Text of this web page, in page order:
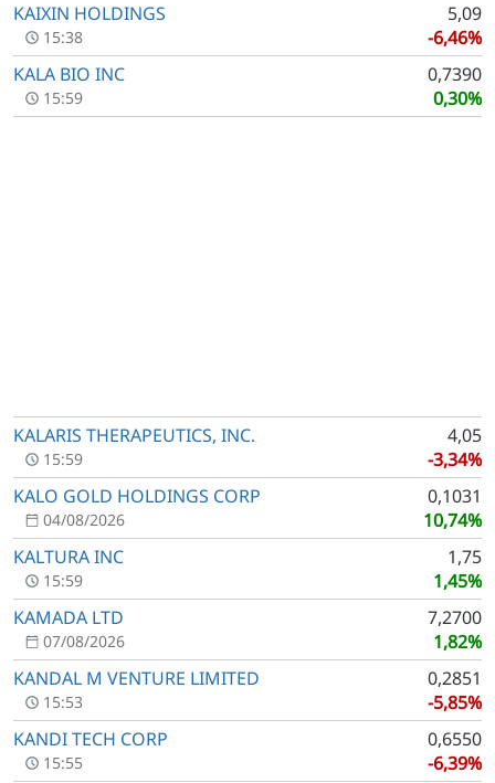
KAIXIN HOLDINGS
5,09
-6,46%
15:38
KALA BIO INC
0,7390
0,30%
15:59
KALARIS THERAPEUTICS, INC.
4,05
-3,34%
15:59
KALO GOLD HOLDINGS CORP
0,1031
10,74%
04/08/2026
KALTURA INC
1,75
1,45%
15:59
KAMADA LTD
7,2700
1,82%
07/08/2026
KANDAL M VENTURE LIMITED
0,2851
-5,85%
15:53
KANDI TECH CORP
0,6550
-6,39%
15:55